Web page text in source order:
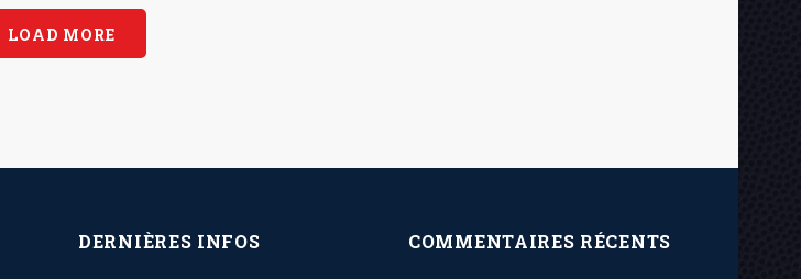
LOAD MORE
DERNIÈRES INFOS COMMENTAIRES RÉCENTS